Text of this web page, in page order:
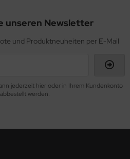
unseren Newsletter
und Produktneuheiten per E-Mail
jederzeit hier oder in Ihrem Kundenkonto
werden.